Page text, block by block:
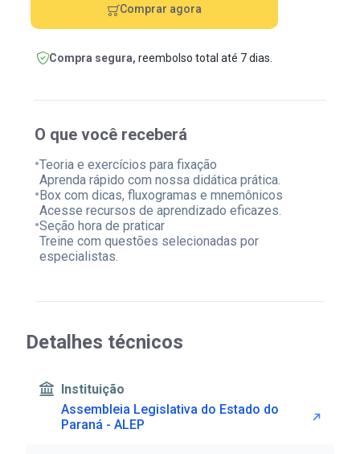
O que você receberá
•Teoria e exercícios para fixação
Aprenda rápido com nossa didática prática.
•Box com dicas, fluxogramas e mnemônicos
Acesse recursos de aprendizado eficazes.
•Seção hora de praticar
Treine com questões selecionadas por
especialistas.
Comprar agora
Compra segura, reembolso total até 7 dias.
Detalhes técnicos
Instituição
Assembleia Legislativa do Estado do
Paraná - ALEP